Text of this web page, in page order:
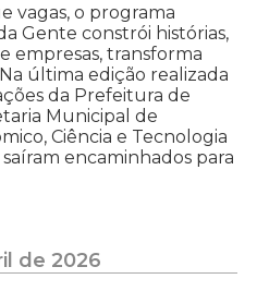
vagas, o programa
Gente constrói histórias,
empresas, transforma
última edição realizada
da Prefeitura de
Municipal de
Ciência e Tecnologia
encaminhados para
de 2026